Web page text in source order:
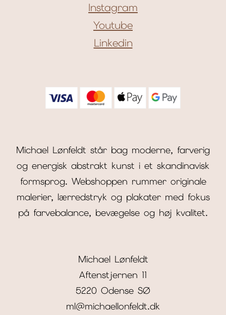
Instagram
Youtube
Linkedin
Michael Lønfeldt står bag moderne, farverig
og energisk abstrakt kunst i et skandinavisk
formsprog. Webshoppen rummer originale
malerier, lærredstryk og plakater med fokus
på farvebalance, bevægelse og høj kvalitet.
Michael Lønfeldt
Aftenstjernen 11
5220 Odense SØ
ml@michaellonfeldt.dk